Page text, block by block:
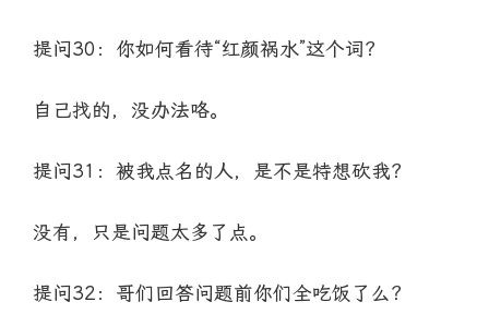
提问30：你如何看待“红颜祸水”这个词？
自己找的，没办法咯。
提问31：被我点名的人，是不是特想砍我？
没有，只是问题太多了点。
提问32：哥们回答问题前你们全吃饭了么？